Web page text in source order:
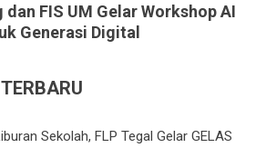
dan FIS UM Gelar Workshop AI
Generasi Digital
Sekolah, FLP Tegal Gelar GELAS